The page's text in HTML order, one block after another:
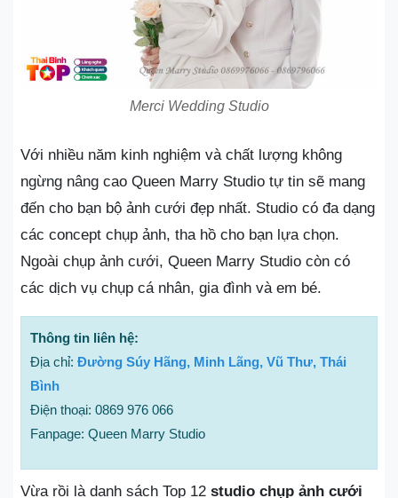
Merci Wedding Studio
Với nhiều năm kinh nghiệm và chất lượng không
ngừng nâng cao Queen Marry Studio tự tin sẽ mang
đến cho bạn bộ ảnh cưới đẹp nhất. Studio có đa dạng
các concept chụp ảnh, tha hồ cho bạn lựa chọn.
Ngoài chụp ảnh cưới, Queen Marry Studio còn có
các dịch vụ chụp cá nhân, gia đình và em bé.
Thông tin liên hệ:
Địa chỉ: Đường Súy Hãng, Minh Lãng, Vũ Thư, Thái
Bình
Điện thoại: 0869 976 066
Fanpage: Queen Marry Studio
Vừa rồi là danh sách Top 12 studio chụp ảnh cưới